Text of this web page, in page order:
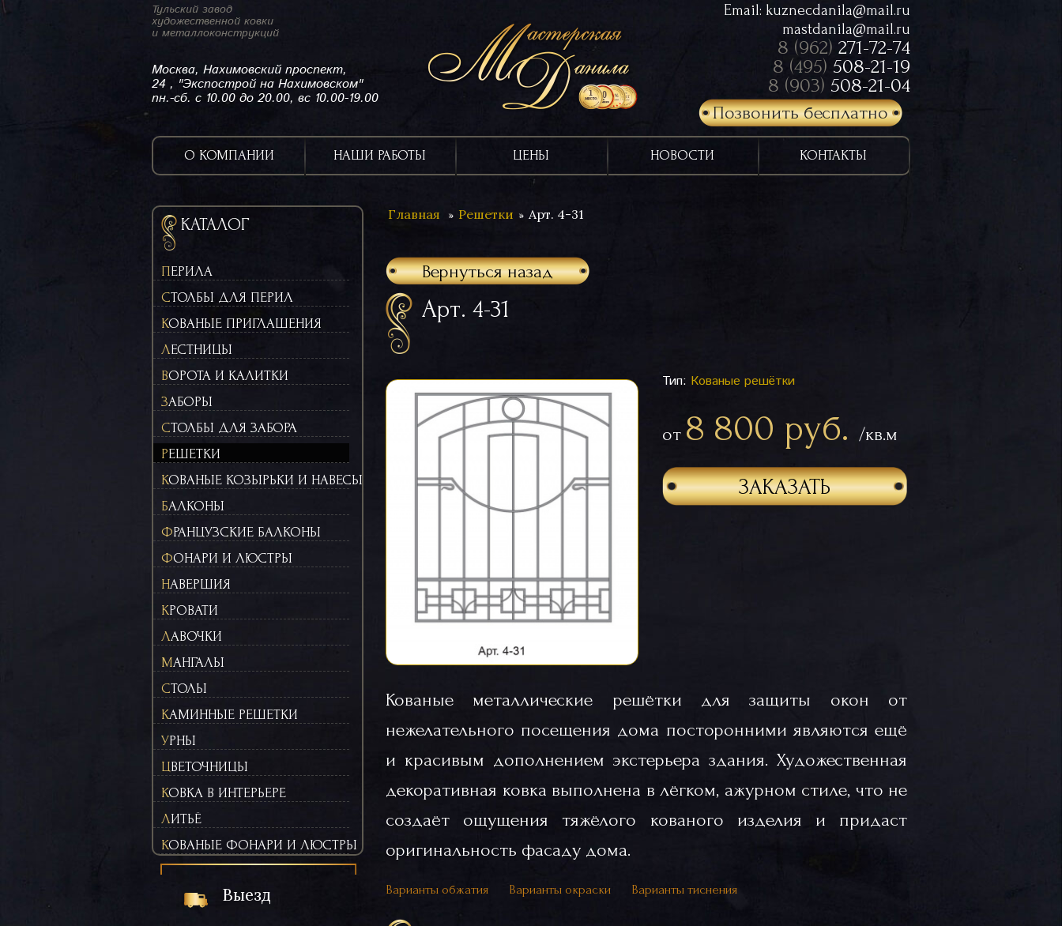
Тульский завод
художественной ковки
и металлоконструкций
Москва, Нахимовский проспект,
24 , "Экспострой на Нахимовском"
пн.-сб. с 10.00 до 20.00, вс 10.00-19.00
Email: kuznecdanila@mail.ru
mastdanila@mail.ru
8 (962) 271-72-74
8 (495) 508-21-19
8 (903) 508-21-04
Позвонить бесплатно
О КОМПАНИИ НАШИ РАБОТЫ ЦЕНЫ НОВОСТИ КОНТАКТЫ
КАТАЛОГ
ПЕРИЛА
СТОЛБЫ ДЛЯ ПЕРИЛ
КОВАНЫЕ ПРИГЛАШЕНИЯ
ЛЕСТНИЦЫ
ВОРОТА И КАЛИТКИ
ЗАБОРЫ
СТОЛБЫ ДЛЯ ЗАБОРА
РЕШЕТКИ
КОВАНЫЕ КОЗЫРЬКИ И НАВЕСЫ
БАЛКОНЫ
ФРАНЦУЗСКИЕ БАЛКОНЫ
ФОНАРИ И ЛЮСТРЫ
НАВЕРШИЯ
КРОВАТИ
ЛАВОЧКИ
МАНГАЛЫ
СТОЛЫ
КАМИННЫЕ РЕШЕТКИ
УРНЫ
ЦВЕТОЧНИЦЫ
КОВКА В ИНТЕРЬЕРЕ
ЛИТЬЁ
КОВАНЫЕ ФОНАРИ И ЛЮСТРЫ
Выезд
Главная Решетки Арт. 4-31
Вернуться назад
Арт. 4-31
Тип: Кованые решётки
от 8 800 руб. /кв.м
ЗАКАЗАТЬ
Кованые металлические решётки для защиты окон от
нежелательного посещения дома посторонними являются ещё
и красивым дополнением экстерьера здания. Художественная
декоративная ковка выполнена в лёгком, ажурном стиле, что не
создаёт ощущения тяжёлого кованого изделия и придаст
оригинальность фасаду дома.
Варианты обжатия Варианты окраски Варианты тиснения